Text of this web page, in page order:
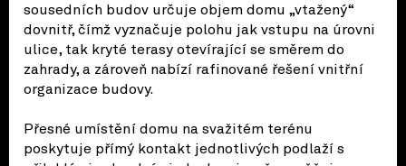
sousedních budov určuje objem domu „vtažený“
dovnitř, čímž vyznačuje polohu jak vstupu na úrovni
ulice, tak kryté terasy otevírající se směrem do
zahrady, a zároveň nabízí rafinované řešení vnitřní
organizace budovy.
Přesné umístění domu na svažitém terénu
poskytuje přímý kontakt jednotlivých podlaží s